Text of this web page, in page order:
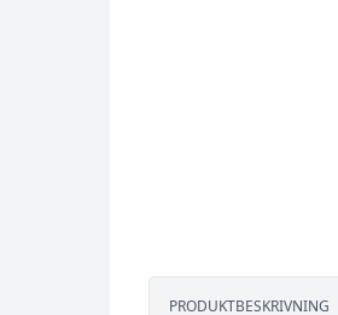
PRODUKTBESKRIVNING